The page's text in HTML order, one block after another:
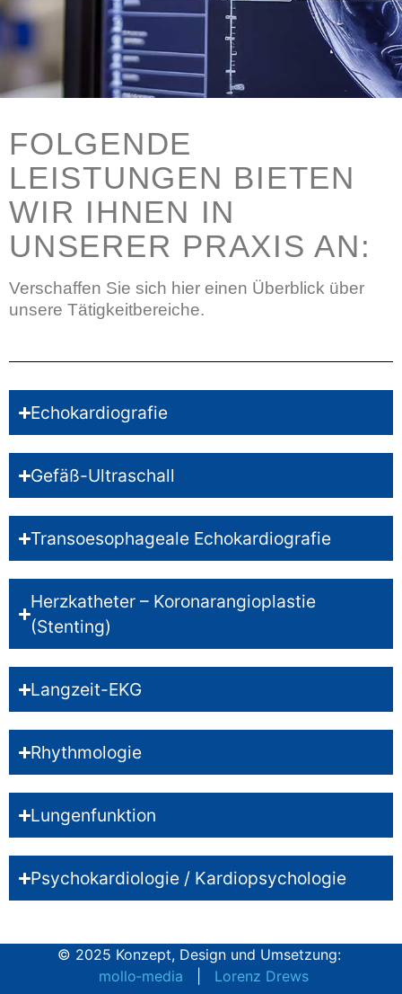
FOLGENDE
LEISTUNGEN BIETEN
WIR IHNEN IN
UNSERER PRAXIS AN:
Verschaffen Sie sich hier einen Überblick über
unsere Tätigkeitbereiche.
Echokardiografie
Gefäß-Ultraschall
Transoesophageale Echokardiografie
Herzkatheter – Koronarangioplastie
(Stenting)
Langzeit-EKG
Rhythmologie
Lungenfunktion
Psychokardiologie / Kardiopsychologie
© 2025 Konzept, Design und Umsetzung:
mollo‑media
Lorenz Drews